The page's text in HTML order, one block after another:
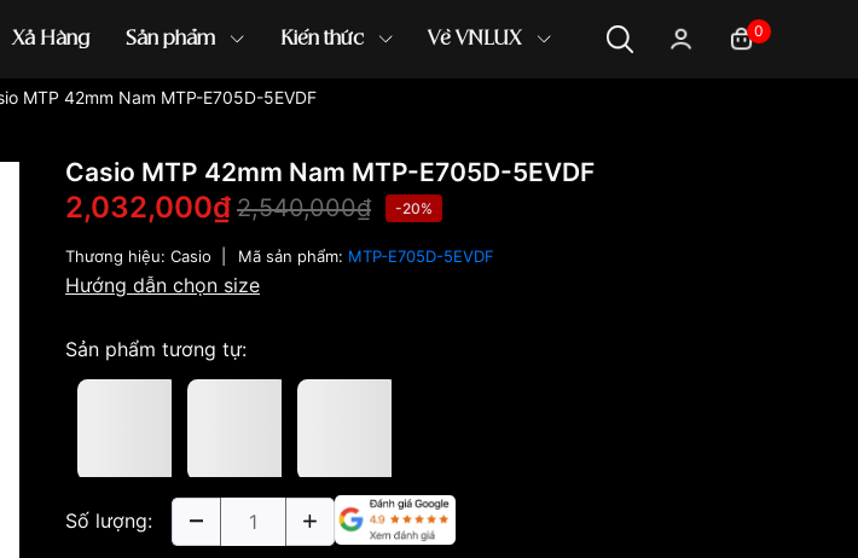
Xả Hàng Sản phẩm Kiến thức Về VNLUX 0
MTP 42mm Nam MTP-E705D-5EVDF
Casio MTP 42mm Nam MTP-E705D-5EVDF
2,032,000₫ 2,540,000₫ -20%
Thương hiệu: Casio Mã sản phẩm: MTP-E705D-5EVDF
Hướng dẫn chọn size
Sản phẩm tương tự:
Số lượng: